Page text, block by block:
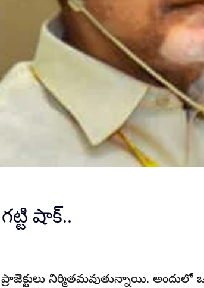
షాక్..
నిర్మితమవుతున్నాయి.